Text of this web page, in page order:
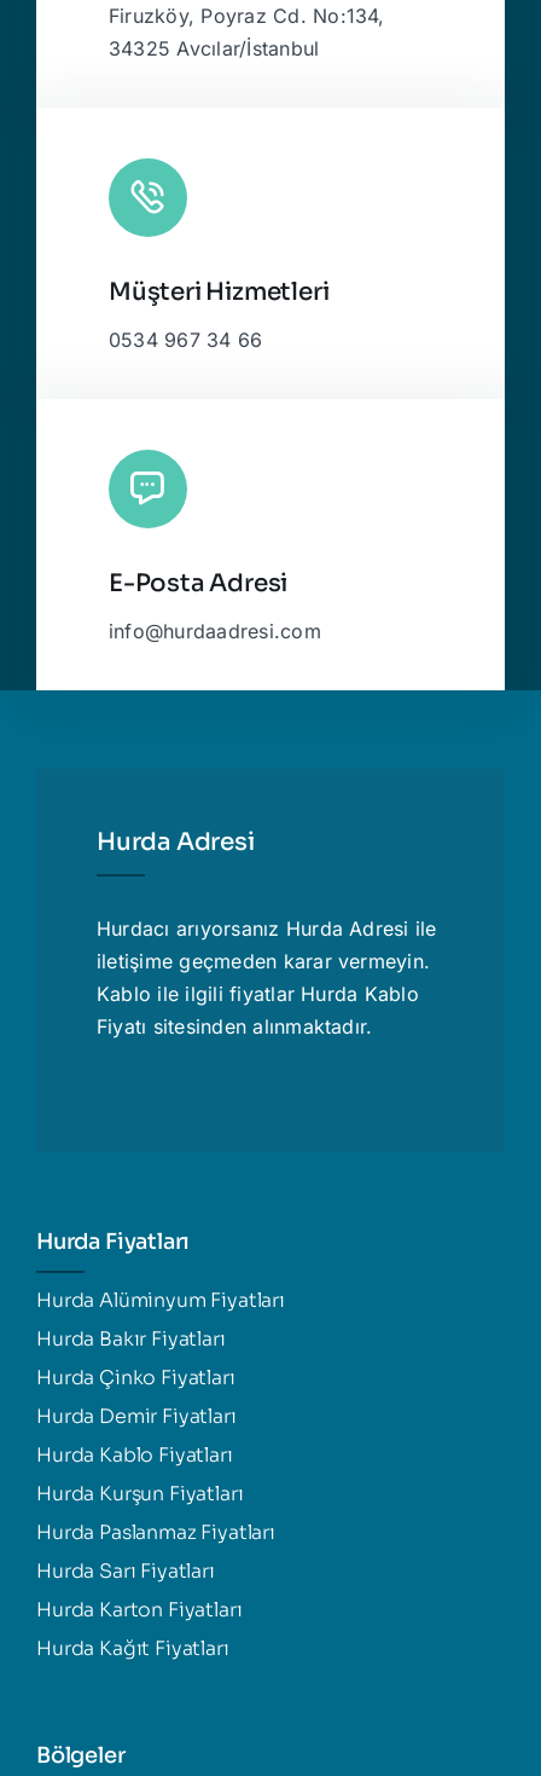
Firuzköy, Poyraz Cd. No:134,
34325 Avcılar/İstanbul
Müşteri Hizmetleri
0534 967 34 66
E-Posta Adresi
info@hurdaadresi.com
Hurda Adresi
Hurdacı arıyorsanız Hurda Adresi ile
iletişime geçmeden karar vermeyin.
Kablo ile ilgili fiyatlar Hurda Kablo
Fiyatı sitesinden alınmaktadır.
Hurda Fiyatları
Hurda Alüminyum Fiyatları
Hurda Bakır Fiyatları
Hurda Çinko Fiyatları
Hurda Demir Fiyatları
Hurda Kablo Fiyatları
Hurda Kurşun Fiyatları
Hurda Paslanmaz Fiyatları
Hurda Sarı Fiyatları
Hurda Karton Fiyatları
Hurda Kağıt Fiyatları
Bölgeler